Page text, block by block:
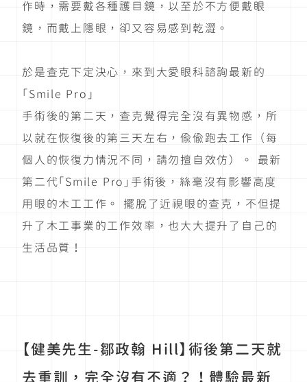
作時，需要戴各種護目鏡，以至於不方便戴眼
鏡，而戴上隱眼，卻又容易感到乾澀。
於是查克下定決心，來到大愛眼科諮詢最新的
「Smile Pro」
手術後的第二天，查克覺得完全沒有異物感，所
以就在恢復後的第三天左右，偷偷跑去工作（每
個人的恢復力情況不同，請勿擅自效仿）。 最新
第二代「Smile Pro」手術後，絲毫沒有影響高度
用眼的木工工作。 擺脫了近視眼的查克，不但提
升了木工事業的工作效率，也大大提升了自己的
生活品質！
【健美先生-鄒政翰 Hill】術後第二天就
去重訓，完全沒有不適？！體驗最新